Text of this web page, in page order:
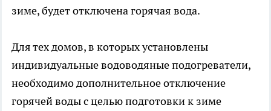
зиме, будет отключена горячая вода.
Для тех домов, в которых установлены
индивидуальные водоводяные подогреватели,
необходимо дополнительное отключение
горячей воды с целью подготовки к зиме